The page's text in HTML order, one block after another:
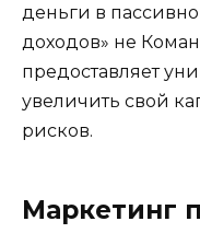
деньги в
доходов» не
предоставляет
увеличить свой
рисков.
Маркетинг